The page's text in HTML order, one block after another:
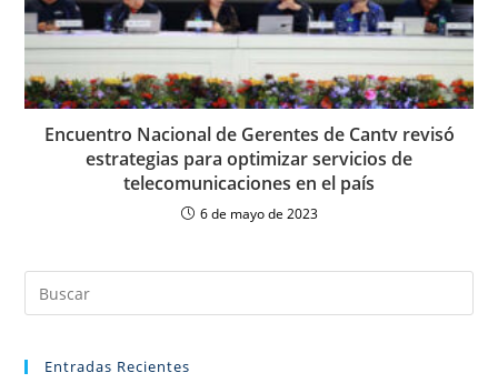
Encuentro Nacional de Gerentes de Cantv revisó
estrategias para optimizar servicios de
telecomunicaciones en el país
6 de mayo de 2023
Entradas Recientes